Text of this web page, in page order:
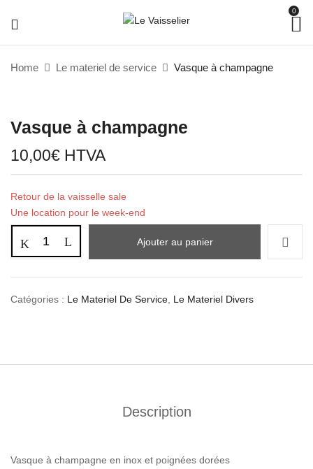
0
Home Le materiel de service Vasque à champagne
Vasque à champagne
10,00€ HTVA
Retour de la vaisselle sale
Une location pour le week-end
Ajouter au panier
Catégories : Le Materiel De Service Le Materiel Divers
Description
Vasque à champagne en inox et poignées dorées